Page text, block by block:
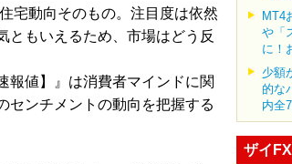
宅動向そのもの。注目度は依然
ともいえるため、市場はどう反
報値】』は消費者マインドに関
センチメントの動向を把握する
MT4
や「
に！
少額
的な
内全
ザイ